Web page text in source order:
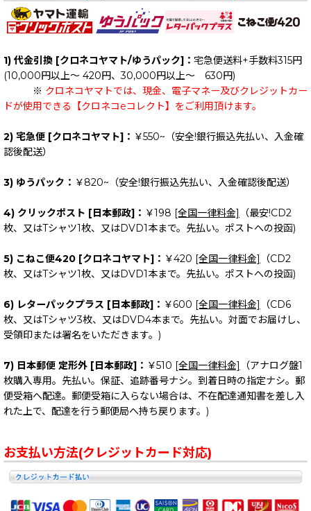
1) 代金引換 [クロネコヤマト/ゆうパック]： 宅急便送料+手数料315円
(10,000円以上～ 420円、30,000円以上～ 630円)
※ クロネコヤマトでは、現金、電子マネー及びクレジットカー
ドが使用できる【クロネコeコレクト】をご利用頂けます。
2) 宅急便 [クロネコヤマト]： ￥550~（安全!銀行振込先払い、入金確
認後配送）
3) ゆうパック： ￥820~（安全!銀行振込先払い、入金確認後配送）
4) クリックポスト [日本郵政]： ￥198 [全国一律料金]
（最安!CD2
枚、又はTシャツ1枚、又はDVD1本まで。先払い。ポストへの投函)
5) こねこ便420 [クロネコヤマト]： ￥420 [全国一律料金]
（CD2
枚、又はTシャツ1枚、又はDVD1本まで。先払い。ポストへの投函)
6) レターパックプラス [日本郵政]： ￥600 [全国一律料金]
（CD6
枚、又はTシャツ3枚、又はDVD4本まで。先払い。対面でお届けし、
受領印または署名をいただきます。)
7) 日本郵便 定形外 [日本郵政]： ￥510 [全国一律料金]
（アナログ盤1
枚購入専用。先払い。保証、追跡番号ナシ。到着日時の指定ナシ。郵
便受箱へ配達。郵便受箱に入らない場合は、不在配達通知書を差し入
れた上で、配達を行う郵便局へ持ち戻ります。)
お支払い方法(クレジットカード対応)